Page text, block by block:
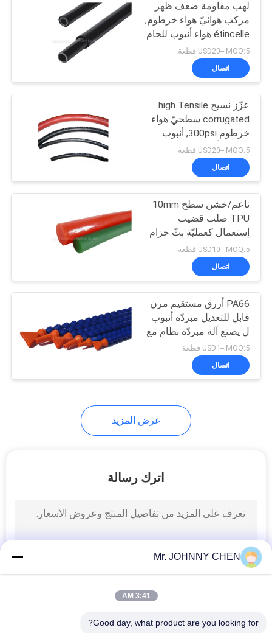
هواء مضخة هيدروليّ
هزّاز هوائيّ
28
هوائيّ هواء أسطوانة
60
وحدة
25
هوائيّ أنبوب تركيب
لهب مقاومة ضعف ظهر
مركب هوائيّ هواء خرطوم,
étincelle هواء أنبوب للحام
آلة
USD20-- MOQ:5 قطعة
اتصال
عزّز نسيج high Tensile
corrugated سطحيّ هواء
خرطوم 300psi, أنبوب
مرن مطّاط
USD20-- MOQ:5 قطعة
اتصال
ناعم/خشن سطح 10mm
TPU صلب قضيب
إستعمال كعمليّة بثّ حزام
سير لختم صوف تعليب
طوق
USD10-- MOQ:5 قطعة
اتصال
PA66 أزرق مستقيم مرن
قابل للتعديل مبردّة أنبوب
ل يصنع آلة مبردّة نظام مع
فوهة متغيّر
USD1-- MOQ:5 قطعة
اتصال
عرض المزيد
اترك رسالة
Mr. JOHNNY CHEN
3:41 AM
Good day, what product are you looking for?